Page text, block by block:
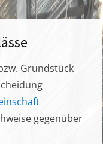
Grundstück
gegenüber